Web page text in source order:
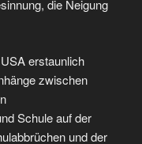
die Neigung
erstaunlich
zwischen
Schule auf der
und der